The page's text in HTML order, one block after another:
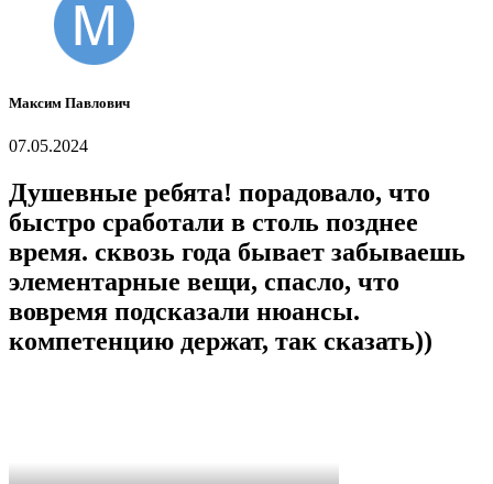
Максим Павлович
07.05.2024
Душевные ребята! порадовало, что
быстро сработали в столь позднее
время. сквозь года бывает забываешь
элементарные вещи, спасло, что
вовремя подсказали нюансы.
компетенцию держат, так сказать))